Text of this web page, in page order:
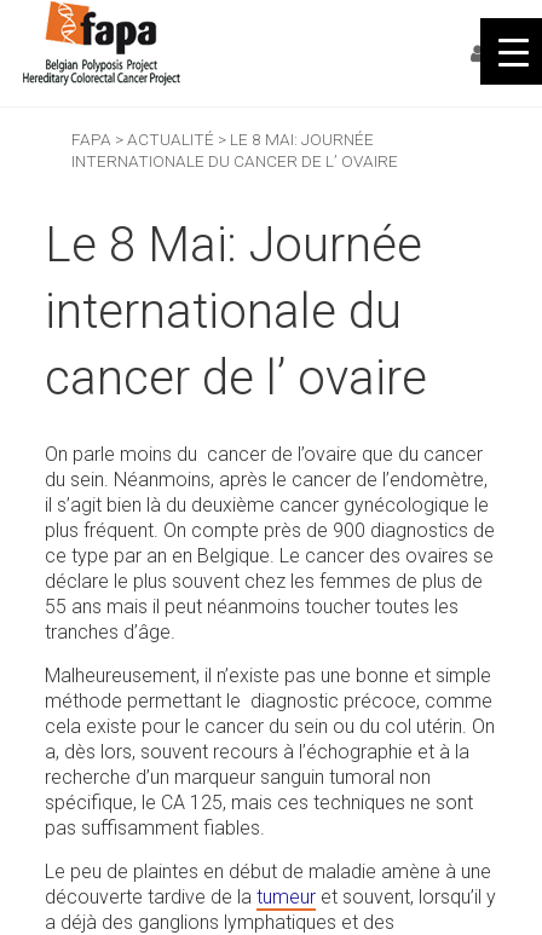
FAPA >ACTUALITÉ > LE 8 MAI: JOURNÉE
INTERNATIONALE DU CANCER DE L’ OVAIRE
Le 8 Mai: Journée
internationale du
cancer de l’ ovaire
On parle moins du cancer de l’ovaire que du cancer
du sein. Néanmoins, après le cancer de l’endomètre,
il s’agit bien là du deuxième cancer gynécologique le
plus fréquent. On compte près de 900 diagnostics de
ce type par an en Belgique. Le cancer des ovaires se
déclare le plus souvent chez les femmes de plus de
55 ans mais il peut néanmoins toucher toutes les
tranches d’âge.
Malheureusement, il n’existe pas une bonne et simple
méthode permettant le diagnostic précoce, comme
cela existe pour le cancer du sein ou du col utérin. On
a, dès lors, souvent recours à l’échographie et à la
recherche d’un marqueur sanguin tumoral non
spécifique, le CA 125, mais ces techniques ne sont
pas suffisamment fiables.
Le peu de plaintes en début de maladie amène à une
découverte tardive de latumeur et souvent, lorsqu’il y
a déjà des ganglions lymphatiques et des